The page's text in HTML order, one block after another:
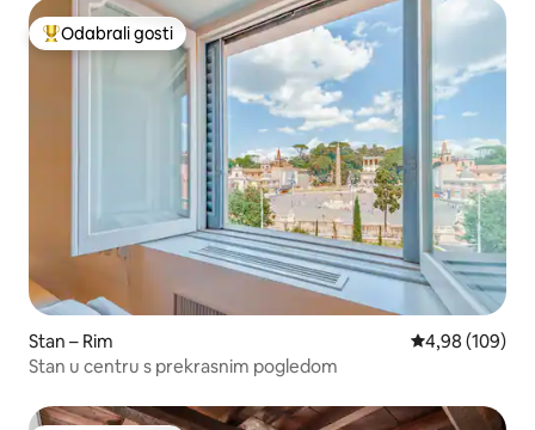
Među najviše rangiranima s oznakom „Odabrali gosti”
Odabrali gosti
Stan – Rim Prosječna
4,98 (109)
⁠Stan u centru s prekrasnim pogledom